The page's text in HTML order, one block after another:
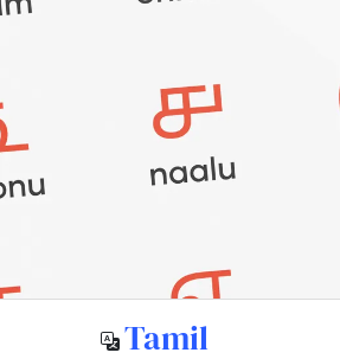
Tamil